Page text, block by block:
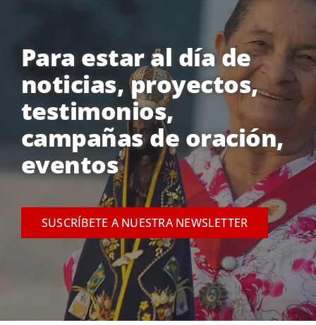
Para estar al día de
noticias, proyectos,
testimonios,
campañas de oración,
eventos
SUSCRÍBETE A NUESTRA NEWSLETTER